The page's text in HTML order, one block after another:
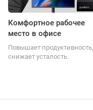
Комфортное рабочее
место в офисе
Повышает продуктивность,
снижает усталость.